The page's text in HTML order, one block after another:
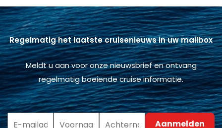
Regelmatig het laatste cruisenieuws in uw mailbox
Meldt u aan voor onze nieuwsbrief en ontvang
regelmatig boeiende cruise informatie.